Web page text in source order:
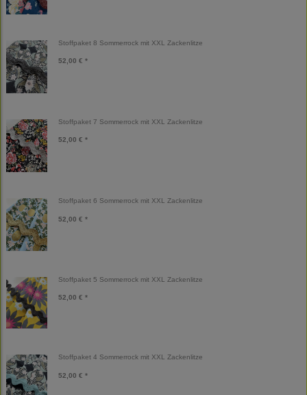
Stoffpaket 8 Sommerrock mit XXL Zackenlitze
52,00 € *
Stoffpaket 7 Sommerrock mit XXL Zackenlitze
52,00 € *
Stoffpaket 6 Sommerrock mit XXL Zackenlitze
52,00 € *
Stoffpaket 5 Sommerrock mit XXL Zackenlitze
52,00 € *
Stoffpaket 4 Sommerrock mit XXL Zackenlitze
52,00 € *